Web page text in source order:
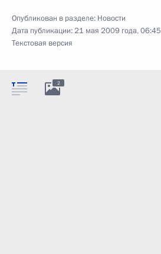
Опубликован в разделе: Новости
Дата публикации:21 мая 2009 года, 06:45
Текстовая версия
2